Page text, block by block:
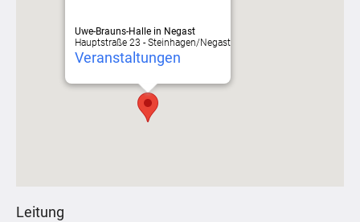
Uwe-Brauns-Halle in Negast
Hauptstraße 23 - Steinhagen/Negast
Veranstaltungen
Leitung